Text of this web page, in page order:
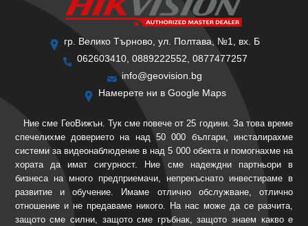
гр. Велико Търново, ул. Полтава, №1, вх. Б
062603410, 0889222552, 0877477257
info@geovision.bg
Намерете ни в Google Maps
Ние сме ГеоВижън. Тук сме повече от 25 години. За това време
спечелихме доверието на над 50 000 българи, инсталирахме
системи за видеонаблюдение в над 5 000 обекта и помогнахме на
хората да имат сигурност. Ние сме надеждни партньори в
бизнеса на много предприемачи, непрекъснато инвестираме в
развитие и обучение. Имаме отлично обслужване, отлично
отношение и не предаваме никого. На нас може да се разчита,
защото сме силни, защото сме гръбнак, защото знаем какво е